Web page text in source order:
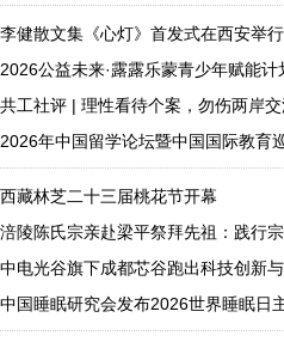
李健散文集《心灯》首发式在西安举行
2026公益未来·露露乐蒙青少年赋能计
共工社评 | 理性看待个案，勿伤两岸
2026年中国留学论坛暨中国国际教育
西藏林芝二十三届桃花节开幕
涪陵陈氏宗亲赴梁平祭拜先祖：践行
中电光谷旗下成都芯谷跑出科技创新
中国睡眠研究会发布2026世界睡眠日